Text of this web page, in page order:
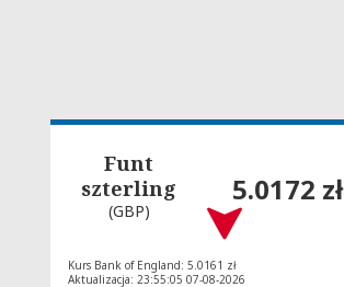
Funt
szterling
(GBP)
5.0172 zł
Kurs Bank of England: 5.0161 zł
Aktualizacja: 23:55:05 07-08-2026